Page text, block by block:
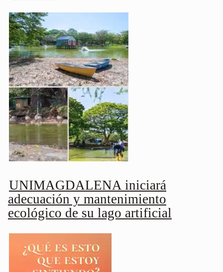
UNIMAGDALENA iniciará
adecuación y mantenimiento
ecológico de su lago artificial